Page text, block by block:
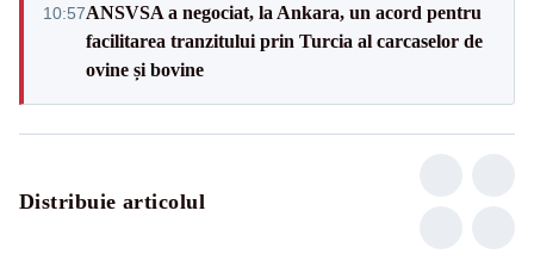
10:57ANSVSA a negociat, la Ankara, un acord pentru
facilitarea tranzitului prin Turcia al carcaselor de
ovine și bovine
Distribuie articolul